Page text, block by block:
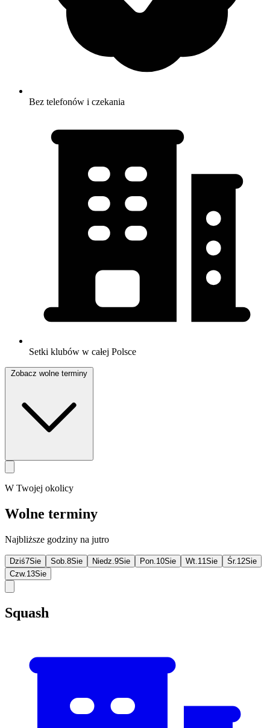
Bez telefonów i czekania
Setki klubów w całej Polsce
W Twojej okolicy
Wolne terminy
Najbliższe godziny na jutro
Dziś7Sie Sob. 8Sie Niedz. 9Sie Pon. 10Sie Wt. 11Sie Śr. 12Sie
Czw. 13Sie
Squash